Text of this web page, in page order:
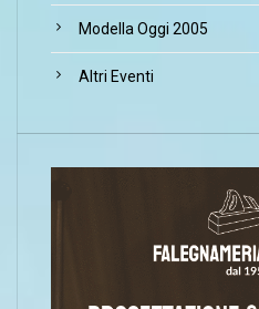
Modella Oggi 2005
Altri Eventi